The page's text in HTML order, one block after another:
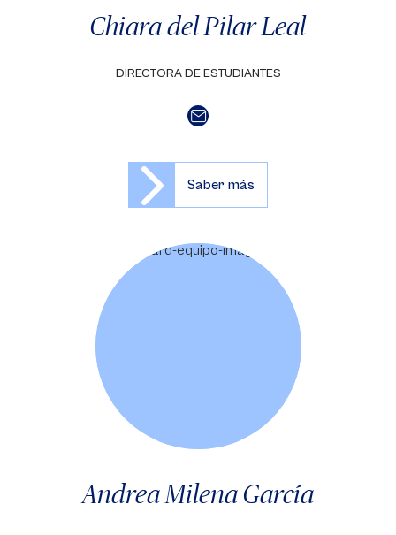
Chiara del Pilar Leal
DIRECTORA DE ESTUDIANTES
Saber más
Andrea Milena García